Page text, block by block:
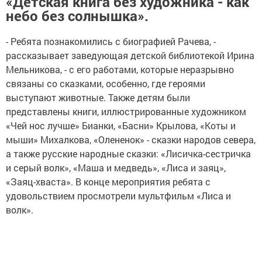
небо без солнышка».
- Ребята познакомились с биографией Рачева, -
рассказывает заведующая детской библиотекой Ирина
Мельникова, - с его работами, которые неразрывно
связаны со сказками, особенно, где героями
выступают животные. Также детям были
представлены книги, иллюстрированные художником
«Чей нос лучше» Бианки, «Басни» Крылова, «Коты и
мыши» Михалкова, «Олененок» - сказки народов севера,
а также русские народные сказки: «Лисичка-сестричка
и серый волк», «Маша и медведь», «Лиса и заяц»,
«Заяц-хваста». В конце мероприятия ребята с
удовольствием просмотрели мультфильм «Лиса и
волк».